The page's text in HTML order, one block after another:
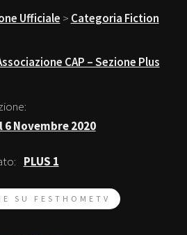
Ufficiale > Categoria Fiction
CAP – Sezione Plus
Novembre 2020
PLUS 1
SU FESTHOMETV